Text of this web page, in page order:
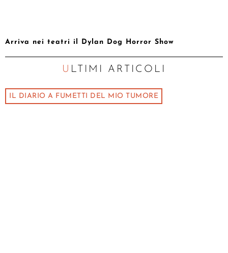
Arriva nei teatri il Dylan Dog Horror Show
ULTIMI ARTICOLI
IL DIARIO A FUMETTI DEL MIO TUMORE